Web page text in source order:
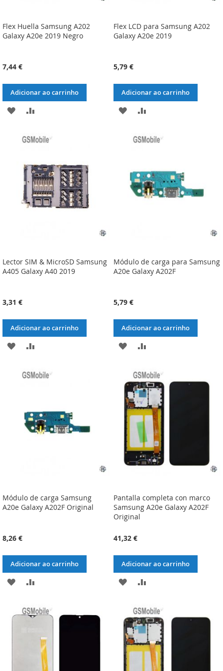
Flex Huella Samsung A202
Galaxy A20e 2019 Negro
7,44 €
Adicionar ao carrinho
ADICIONAR
LISTA
DE
DESEJOS
COMPARAÇÃO
Flex LCD para Samsung A202
Galaxy A20e 2019
5,79 €
Adicionar ao carrinho
ADICIONAR
LISTA
DESEJOS
ADICIONAR
COMPARAÇÃO
Lector SIM & MicroSD Samsung
A405 Galaxy A40 2019
3,31 €
Adicionar ao carrinho
ADICIONAR
LISTA
DESEJOS
COMPARAÇÃO
Módulo de carga para Samsung
A20e Galaxy A202F
5,79 €
Adicionar ao carrinho
ADICIONAR
LISTA
DE
DESEJOS
ADICIONAR
COMPARAÇÃO
Módulo de carga Samsung
A20e Galaxy A202F Original
8,26 €
Adicionar ao carrinho
ADICIONAR
LISTA
DESEJOS
COMPARAÇÃO
Pantalla completa con marco
Samsung A20e Galaxy A202F
Original
41,32 €
Adicionar ao carrinho
ADICIONAR
LISTA
DE
DESEJOS
ADICIONAR
COMPARAÇÃO